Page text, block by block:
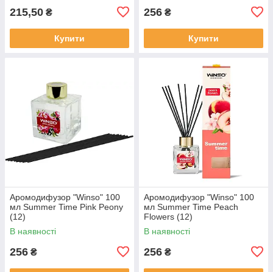
215,50 ₴
Купити
256 ₴
Купити
Аромодифузор "Winso" 100
мл Summer Time Pink Peony
(12)
В наявності
256 ₴
Аромодифузор "Winso" 100
мл Summer Time Peach
Flowers (12)
В наявності
256 ₴